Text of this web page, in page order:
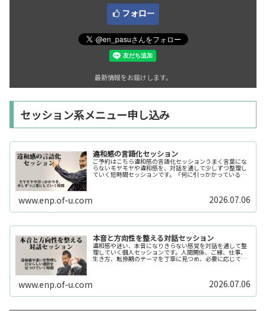
フォロー
最新情報をお届けします。
セッション系メニュー申し込み
違和感の言語化セッション
ご予約はこちら違和感の言語化セッションうまく言葉にな
らないモヤモヤや違和感を、対話を通して少しずつ整理し
ていく短時間セッションです。「何に引っかかっているの
www.enp.of-u.com 2026.07.06
本音と方向性を整える対話セッション
違和感や迷い、本音になりきらない感覚を対話を通して整
理していく個人セッションです。人間関係、ご縁、仕事、
生き方、転換期のテーマを丁寧に見つめ、必要に応じてカ
www.enp.of-u.com 2026.07.06